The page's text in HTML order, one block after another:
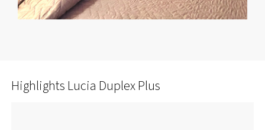
Highlights Lucia Duplex Plus